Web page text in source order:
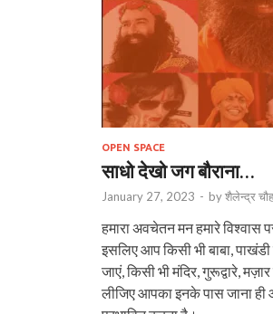
OPEN SPACE
साधो देखो जग बौराना…
January 27, 2023 - byशैलेन्द्र
हमारा अवचेतन मन हमारे विश्वास
इसलिए आप किसी भी बाबा,
जाएं, किसी भी मंदिर, गुरूद्वारे,
लीजिए आपका इनके पास जाना